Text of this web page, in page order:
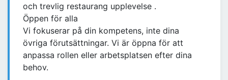
och trevlig restaurang upplevelse .
Öppen för alla
Vi fokuserar på din kompetens, inte dina
övriga förutsättningar. Vi är öppna för att
anpassa rollen eller arbetsplatsen efter dina
behov.